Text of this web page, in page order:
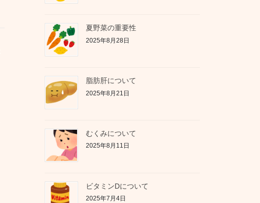
夏野菜の重要性
2025年8月28日
脂肪肝について
2025年8月21日
むくみについて
2025年8月11日
ビタミンDについて
2025年7月4日